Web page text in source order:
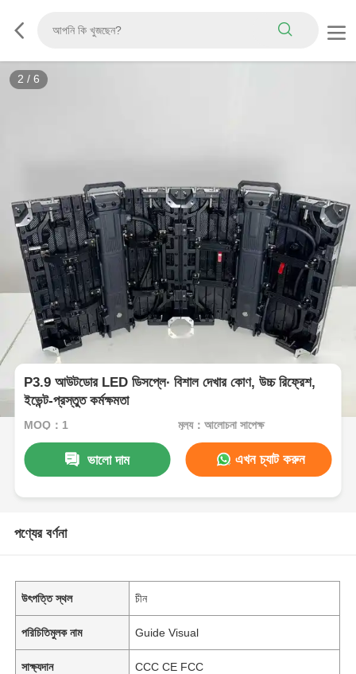
2 / 6
P3.9 আউটডোর LED ডিসপ্লে∙ বিশাল দেখার কোণ, উচ্চ রিফ্রেশ,
ইভেন্ট-প্রস্তুত কর্মক্ষমতা
MOQ：1 মূল্য：আলোচনা সাপেক্ষ
ভালো দাম এখন চ্যাট করুন
পণ্যের বর্ণনা
উৎপত্তি স্থল চীন
পরিচিতিমুলক নাম Guide Visual
সাক্ষ্যদান CCC CE FCC